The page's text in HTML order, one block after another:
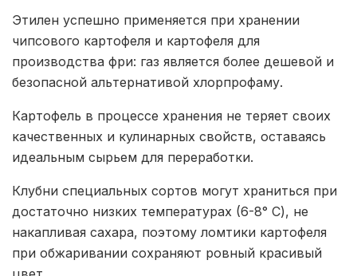
Этилен успешно применяется при хранении
чипсового картофеля и картофеля для
производства фри: газ является более дешевой и
безопасной альтернативой хлорпрофаму.
Картофель в процессе хранения не теряет своих
качественных и кулинарных свойств, оставаясь
идеальным сырьем для переработки.
Клубни специальных сортов могут храниться при
достаточно низких температурах (6-8° С), не
накапливая сахара, поэтому ломтики картофеля
при обжаривании сохраняют ровный красивый